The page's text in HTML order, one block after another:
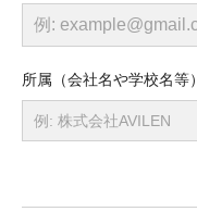
所属（会社名や学校名等）